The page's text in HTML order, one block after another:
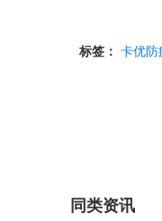
标签： 卡优防
同类资讯